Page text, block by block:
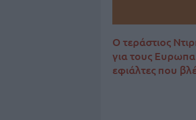
Ο τεράστιος
για τους
εφιάλτες που